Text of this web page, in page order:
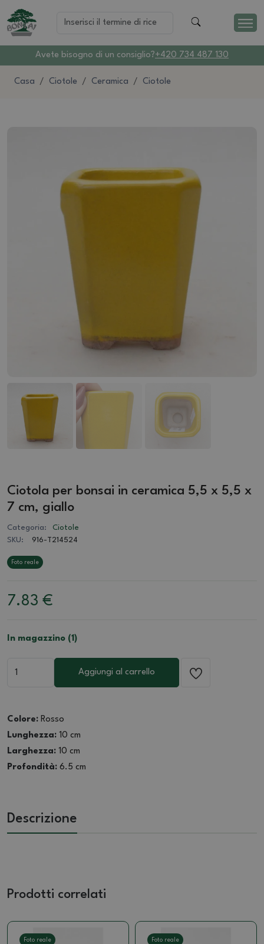
Avete bisogno di un consiglio?+420 734 487 130
Casa Ciotole Ceramica Ciotole
Ciotola per bonsai in ceramica 5,5 x 5,5 x
7 cm, giallo
Categoria:
Ciotole
SKU:
916-T214524
Foto reale
7.83 €
In magazzino (1)
Aggiungi al carrello
Colore: Rosso
Lunghezza: 10 cm
Larghezza: 10 cm
Profondità: 6.5 cm
Descrizione
Prodotti correlati
Foto reale Foto reale